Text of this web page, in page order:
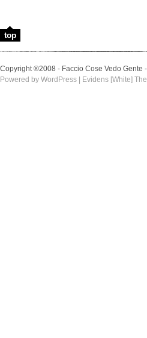
top
Copyright ®2008 - Faccio Cose Vedo Gente -
Powered by WordPress | Evidens [White]